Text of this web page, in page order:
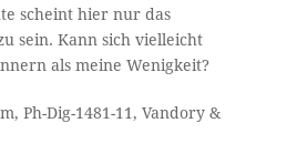
scheint hier nur das
sein. Kann sich vielleicht
als meine Wenigkeit?
Ph-Dig-1481-11, Vandory &